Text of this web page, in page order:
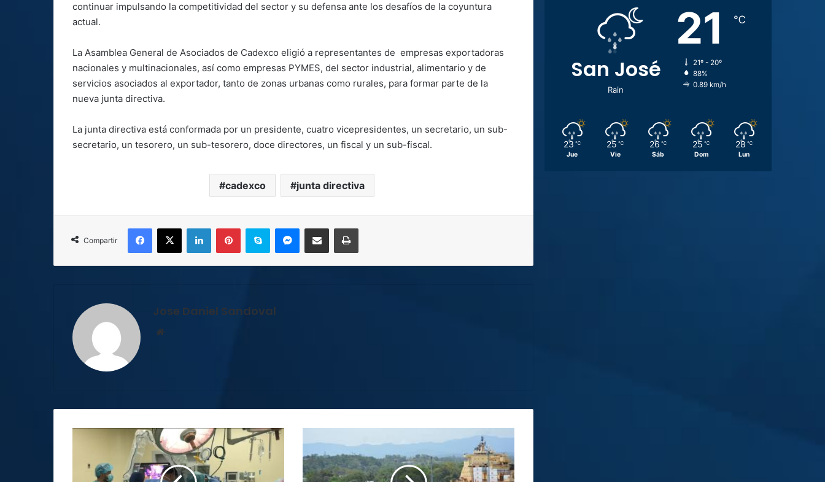
continuar impulsando la competitividad del sector y su defensa ante los desafíos de la coyuntura
actual.
La Asamblea General de Asociados de Cadexco eligió a representantes de empresas exportadoras
nacionales y multinacionales, así como empresas PYMES, del sector industrial, alimentario y de
servicios asociados al exportador, tanto de zonas urbanas como rurales, para formar parte de la
nueva junta directiva.
La junta directiva está conformada por un presidente, cuatro vicepresidentes, un secretario, un sub-
secretario, un tesorero, un sub-tesorero, doce directores, un fiscal y un sub-fiscal.
cadexco junta directiva
Compartir
Facebook
X LinkedInPinterestSkype MessengerCompartir por correo electrónicoImprimir
Jose Daniel Sandoval
Especialistas
primera
permite
a
guardacostas
San José
Rain
21 ℃
21º - 20º
88%
0.89 km/h
23 ℃
Jue
25 ℃
Vie
26 ℃
Sáb
25 ℃
Dom
28 ℃
Lun